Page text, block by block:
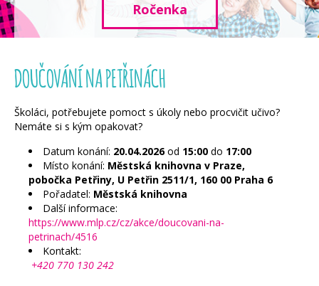
Ročenka
DOUČOVÁNÍ NA PETŘINÁCH
Školáci, potřebujete pomoct s úkoly nebo procvičit učivo?
Nemáte si s kým opakovat?
Datum konání: 20.04.2026od 15:00 do 17:00
Místo konání: Městská knihovna v Praze,
pobočka Petřiny, U Petřin 2511/1, 160 00 Praha 6
Pořadatel: Městská knihovna
Další informace:
https://www.mlp.cz/cz/akce/doucovani-na-
petrinach/4516
Kontakt:
+420 770 130 242